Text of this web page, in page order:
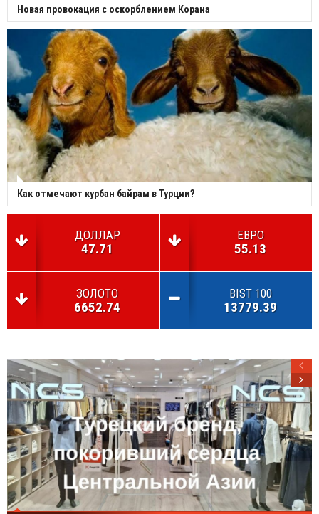
Новая провокация с оскорблением Корана
Как отмечают курбан байрам в Турции?
ДОЛЛАР
47.71
ЕВРО
55.13
ЗОЛОТО
6652.74
BIST 100
13779.39